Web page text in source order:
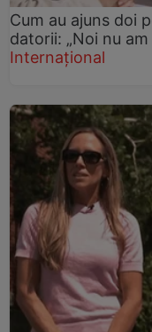
Cum au ajuns doi
datorii: „Noi nu
Internațional